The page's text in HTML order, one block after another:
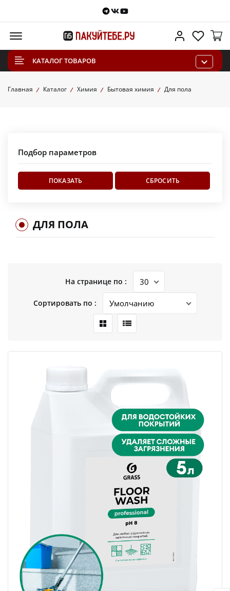
Telegram
VKontakte
Youtube
Личный
КАТАЛОГ ТОВАРОВ
Главная Каталог Химия Бытовая химия Для пола
Подбор параметров
ДЛЯ ПОЛА
На странице по :
Сортировать по :